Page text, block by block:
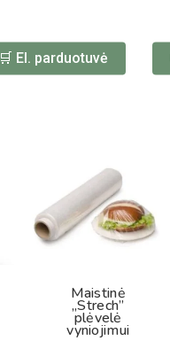
🛒 El. parduotuvė
Maistinė
„Strech”
plėvelė
vyniojimui